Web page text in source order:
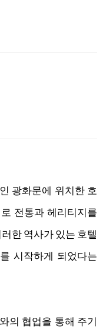
광화문에 위치한 호
전통과 헤리티지를
한 역사가 있는 호텔
시작하게 되었다는
의 협업을 통해 주기